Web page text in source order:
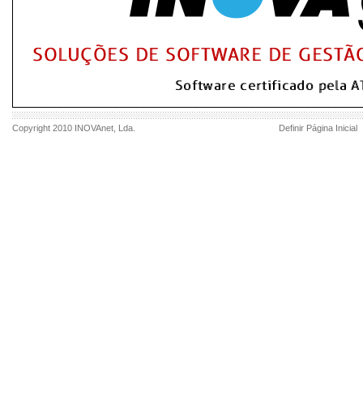
Copyright 2010 INOVAnet , Lda. Definir Página Inicial